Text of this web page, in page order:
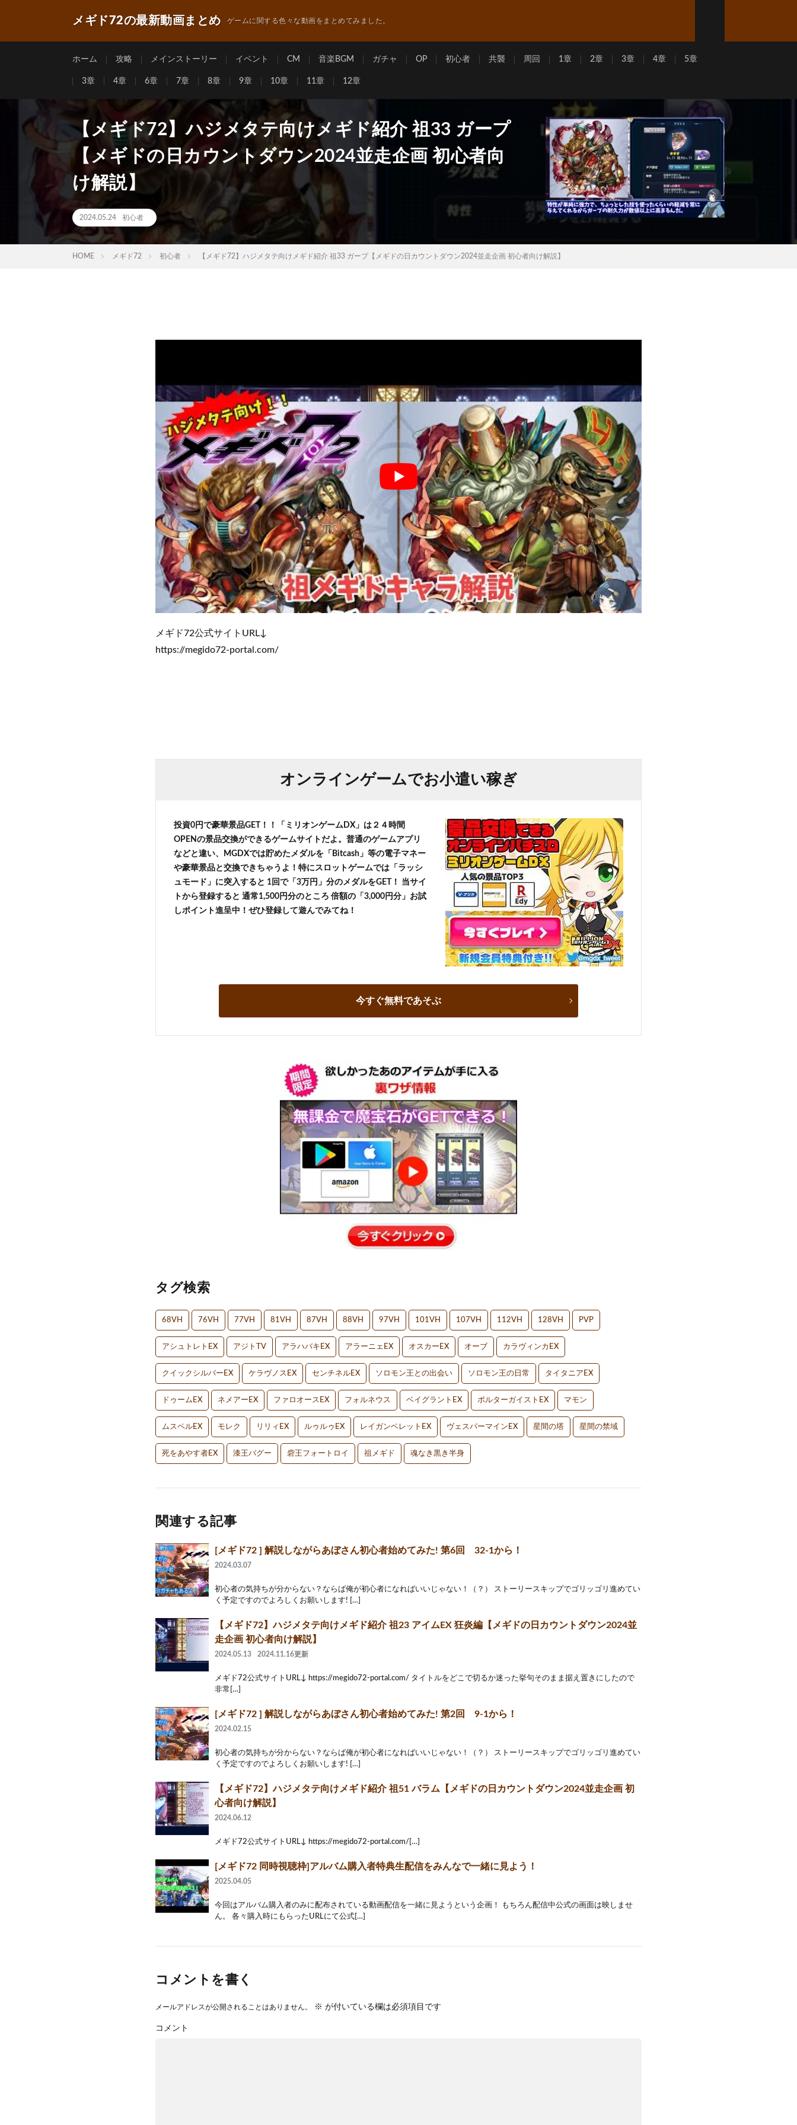
メギド72の最新動画まとめ ゲームに関する色々な動画をまとめてみました。
ホーム 攻略 メインストーリー イベント CM 音楽BGM ガチャ OP 初心者 共襲 周回 1章 2章 3章 4章 5章
3章 4章 6章 7章 8章 9章 10章 11章 12章
【メギド72】ハジメタテ向けメギド紹介 祖33 ガープ
【メギドの日カウントダウン2024並走企画 初心者向
け解説】
2024.05.24 初心者
HOME メギド72 初心者 【メギド72】ハジメタテ向けメギド紹介 祖33 ガープ【メギドの日カウントダウン2024並走企画 初心者向け解説】
メギド72公式サイトURL↓
https://megido72-portal.com/
オンラインゲームでお小遣い稼ぎ
投資0円で豪華景品GET！！「ミリオンゲームDX」は２４時間
OPENの景品交換ができるゲームサイトだよ。普通のゲームアプリ
などと違い、MGDXでは貯めたメダルを「Bitcash」等の電子マネー
や豪華景品と交換できちゃうよ！特にスロットゲームでは「ラッシ
ュモード」に突入すると 1回で「3万円」分のメダルをGET！ 当サイ
トから登録すると 通常1,500円分のところ 倍額の「3,000円分」お試
しポイント進呈中！ぜひ登録して遊んでみてね！
今すぐ無料であそぶ
タグ検索
68VH 76VH 77VH 81VH 87VH 88VH 97VH 101VH 107VH 112VH 128VH PVP
アシュトレトEX アジトTV アラハバキEX アラーニェEX オスカーEX オーブ カラヴィンカEX
クイックシルバーEX ケラヴノスEX センチネルEX ソロモン王との出会い ソロモン王の日常 タイタニアEX
ドゥームEX ネメアーEX ファロオースEX フォルネウス ベイグラントEX ポルターガイストEX マモン
ムスペルEX モレク リリィEX ルゥルゥEX レイガンベレットEX ヴェスパーマインEX 星間の塔 星間の禁域
死をあやす者EX 漆王バグー 砦王フォートロイ 祖メギド 魂なき黒き半身
関連する記事
[メギド72 ] 解説しながらあぼさん初心者始めてみた! 第6回 32-1から！
2024.03.07
初心者の気持ちが分からない？ならば俺が初心者になればいいじゃない！（？） ストーリースキップでゴリッゴリ進めてい
く予定ですのでよろしくお願いします! […]
【メギド72】ハジメタテ向けメギド紹介 祖23 アイムEX 狂炎編【メギドの日カウントダウン2024並
走企画 初心者向け解説】
2024.05.13 2024.11.16更新
メギド72公式サイトURL↓ https://megido72-portal.com/ タイトルをどこで切るか迷った挙句そのまま据え置きにしたので
非常[…]
[メギド72 ] 解説しながらあぼさん初心者始めてみた! 第2回 9-1から！
2024.02.15
初心者の気持ちが分からない？ならば俺が初心者になればいいじゃない！（？） ストーリースキップでゴリッゴリ進めてい
く予定ですのでよろしくお願いします! […]
【メギド72】ハジメタテ向けメギド紹介 祖51 バラム【メギドの日カウントダウン2024並走企画 初
心者向け解説】
2024.06.12
メギド72公式サイトURL↓ https://megido72-portal.com/[…]
[メギド72 同時視聴枠]アルバム購入者特典生配信をみんなで一緒に見よう！
2025.04.05
今回はアルバム購入者のみに配布されている動画配信を一緒に見ようという企画！ もちろん配信中公式の画面は映しませ
ん。 各々購入時にもらったURLにて公式[…]
コメントを書く
メールアドレスが公開されることはありません。 ※ が付いている欄は必須項目です
コメント